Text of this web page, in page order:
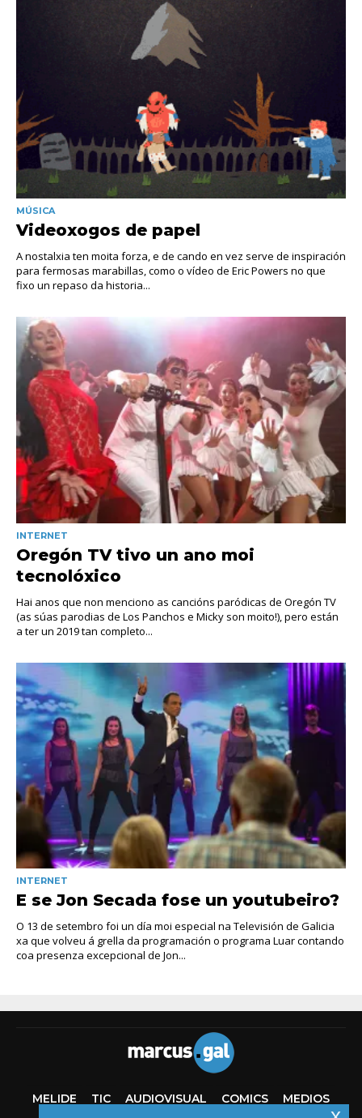
MÚSICA
Videoxogos de papel
A nostalxia ten moita forza, e de cando en vez serve de inspiración
para fermosas marabillas, como o vídeo de Eric Powers no que
fixo un repaso da historia...
INTERNET
Oregón TV tivo un ano moi
tecnolóxico
Hai anos que non menciono as cancións paródicas de Oregón TV
(as súas parodias de Los Panchos e Micky son moito!), pero están
a ter un 2019 tan completo...
INTERNET
E se Jon Secada fose un youtubeiro?
O 13 de setembro foi un día moi especial na Televisión de Galicia
xa que volveu á grella da programación o programa Luar contando
coa presenza excepcional de Jon...
MELIDE TIC AUDIOVISUAL COMICS MEDIOS